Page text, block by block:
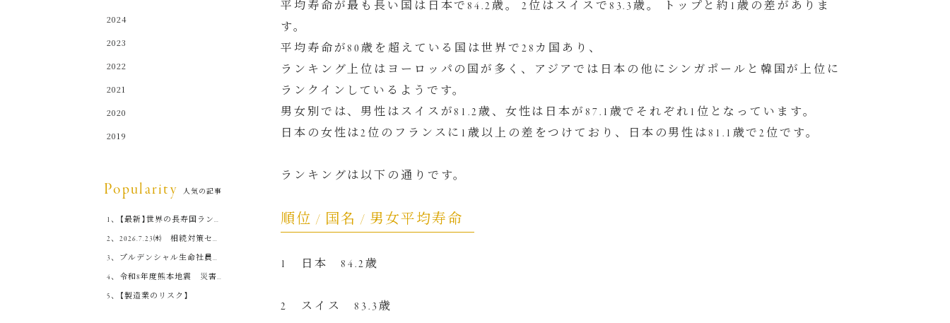
平均寿命が最も長い国は日本で84.2歳。 2位はスイスで83.3歳。 トップと約1歳の差がありま
す。
平均寿命が80歳を超えている国は世界で28カ国あり、
ランキング上位はヨーロッパの国が多く、アジアでは日本の他にシンガポールと韓国が上位に
ランクインしているようです。
男女別では、男性はスイスが81.2歳、女性は日本が87.1歳でそれぞれ1位となっています。
日本の女性は2位のフランスに1歳以上の差をつけており、日本の男性は81.1歳で2位です。
ランキングは以下の通りです。
順位 / 国名 / 男女平均寿命
1 日本 84.2歳
2 スイス 83.3歳
2024
2023
2022
2021
2020
2019
Popularity 人気の記事
【最新】世界の長寿国ランキ
ングと日本人の健康観
2026.7.23㈭ 相続対策セミ
ナー開催します！！
プルデンシャル生命社員ら
金銭搾取事件に関して
令和8年度熊本地震 災害
救助法適用地域の皆さまへ
【製造業のリスク】